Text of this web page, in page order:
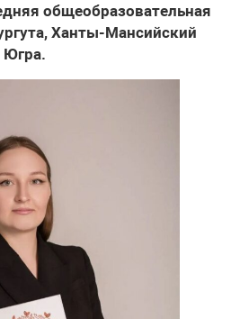
общеобразовательная
Ханты-Мансийский